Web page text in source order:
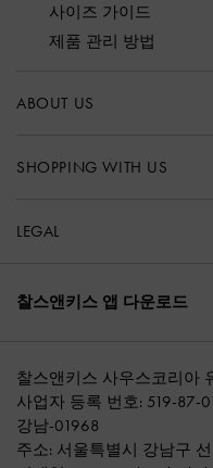
사이즈 가이드
제품 관리 방법
ABOUT US
SHOPPING WITH US
LEGAL
찰스앤키스 앱 다운로드
찰스앤키스 사우스코리아
사업자 등록 번호: 519-87-
강남-01968
주소: 서울특별시 강남구